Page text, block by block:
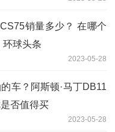
销量多少？ 在哪个
环球头条
2023-05-28
车？阿斯顿·马丁DB11
否值得买
2023-05-28